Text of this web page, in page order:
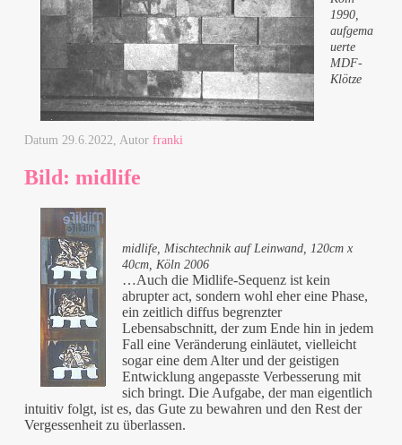
1990,
aufgema
uerte
MDF-
Klötze
Datum 29.6.2022 , Autorfranki
Bild: midlife
midlife, Mischtechnik auf Leinwand, 120cm x
40cm, Köln 2006
…Auch die Midlife-Sequenz ist kein
abrupter act, sondern wohl eher eine Phase,
ein zeitlich diffus begrenzter
Lebensabschnitt, der zum Ende hin in jedem
Fall eine Veränderung einläutet, vielleicht
sogar eine dem Alter und der geistigen
Entwicklung angepasste Verbesserung mit
sich bringt. Die Aufgabe, der man eigentlich
intuitiv folgt, ist es, das Gute zu bewahren und den Rest der
Vergessenheit zu überlassen.